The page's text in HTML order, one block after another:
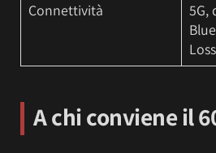
Connettività
5G,
A chi conviene il